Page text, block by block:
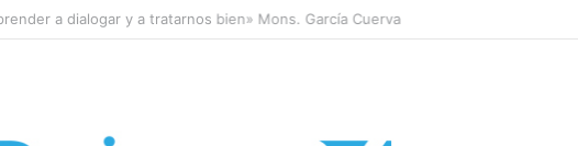
a dialogar y a tratarnos bien» Mons. García Cuerva